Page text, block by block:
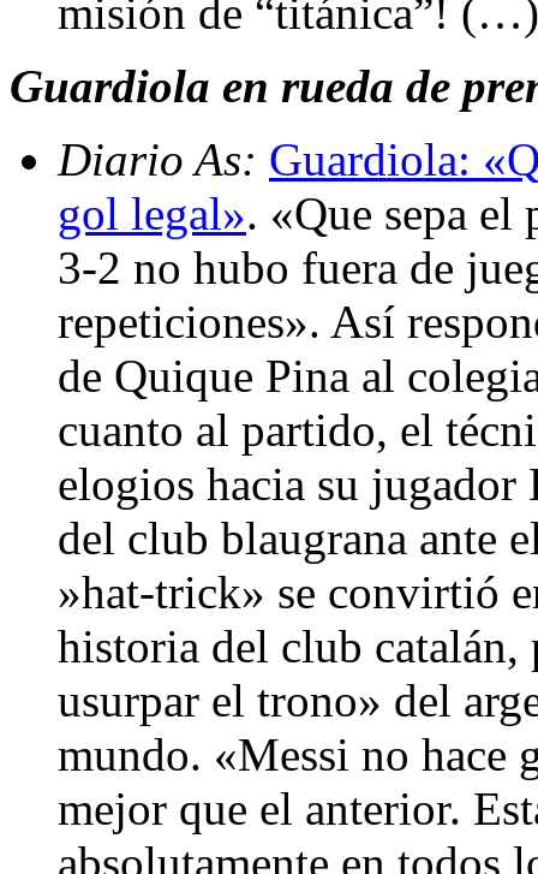
misión de “titánica”! (…)
Guardiola en rueda de
Diario As: Guardiola:
gol legal». «Que sepa el
3-2 no hubo fuera de
repeticiones». Así
de Quique Pina al
cuanto al partido, el
elogios hacia su
del club blaugrana ante
»hat-trick» se convirtió
historia del club catalán,
usurpar el trono» del
mundo. «Messi no hace
mejor que el anterior.
absolutamente en todos